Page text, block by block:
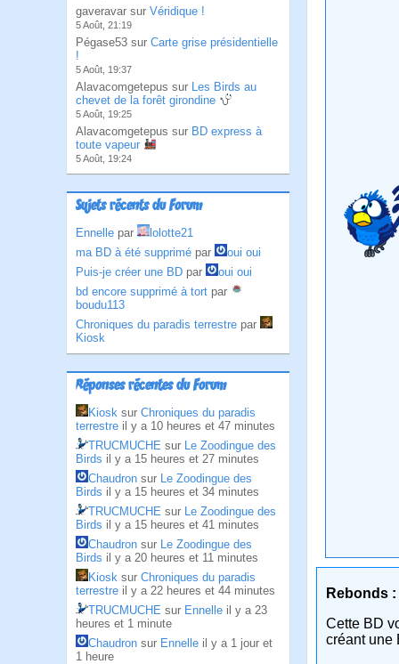
gaveravar sur Véridique !
5 Août, 21:19
Pégase53 sur Carte grise présidentielle
!
5 Août, 19:37
Alavacomgetepus sur Les Birds au
chevet de la forêt girondine
5 Août, 19:25
Alavacomgetepus sur BD express à
toute vapeur
5 Août, 19:24
Sujets récents du Forum
Ennelle par
lolotte21
ma BD à été supprimé par
oui oui
Puis-je créer une BD par
oui oui
bd encore supprimé à tort par
boudu113
Chroniques du paradis terrestre par
Kiosk
Réponses récentes du Forum
Kiosk sur Chroniques du paradis
terrestre il y a 10 heures et 47 minutes
TRUCMUCHE sur Le Zoodingue des
Birds il y a 15 heures et 27 minutes
Chaudron sur Le Zoodingue des
Birds il y a 15 heures et 34 minutes
TRUCMUCHE sur Le Zoodingue des
Birds il y a 15 heures et 41 minutes
Chaudron sur Le Zoodingue des
Birds il y a 20 heures et 11 minutes
Kiosk sur Chroniques du paradis
terrestre il y a 22 heures et 44 minutes
TRUCMUCHE sur Ennelle il y a 23
heures et 1 minute
Chaudron sur Ennelle il y a 1 jour et
1 heure
Rebonds :
Cette BD
créant une